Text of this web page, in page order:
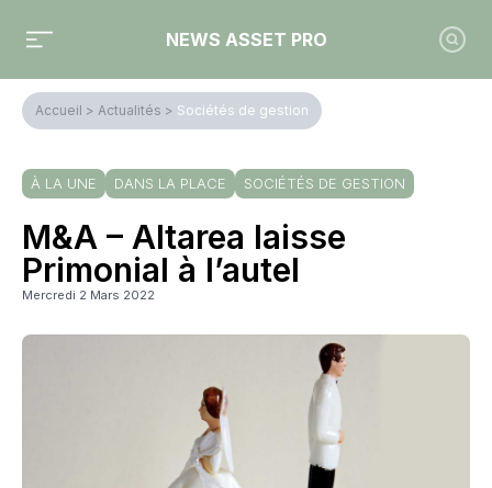
NEWS ASSET PRO
Accueil > Actualités > Sociétés de gestion
À LA UNE DANS LA PLACE SOCIÉTÉS DE GESTION
M&A – Altarea laisse
Primonial à l’autel
Mercredi 2 Mars 2022